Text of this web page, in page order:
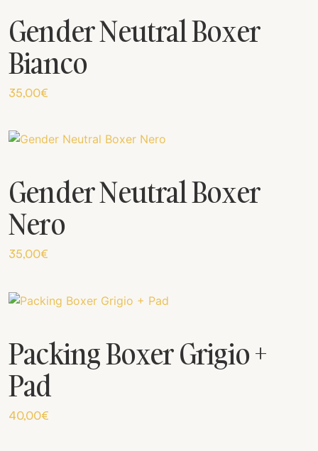
Gender Neutral Boxer
Bianco
35,00€
Gender Neutral Boxer
Nero
35,00€
Packing Boxer Grigio +
Pad
40,00€